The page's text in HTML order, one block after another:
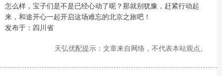
怎么样，宝子们是不是已经心动了呢？那就别犹豫，赶紧行动起
来，和途开心一起开启这场难忘的北京之旅吧！
发布于：四川省
天弘优配提示：文章来自网络，不代表本站观点。